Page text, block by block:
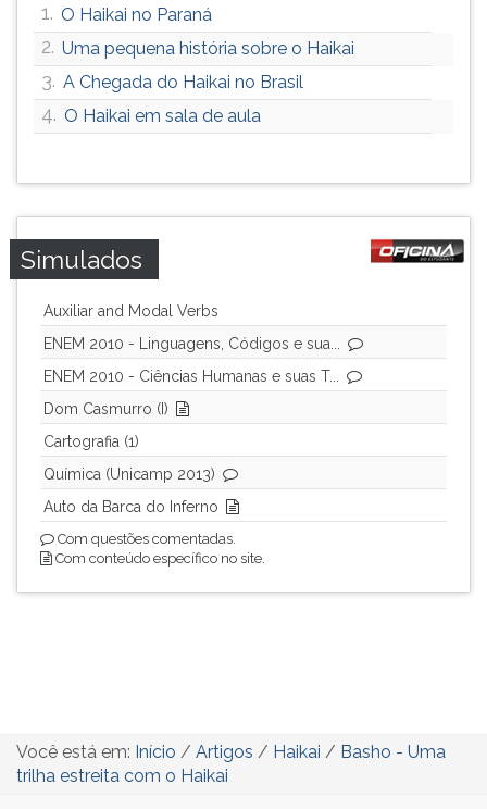
1. O Haikai no Paraná
2. Uma pequena história sobre o Haikai
3. A Chegada do Haikai no Brasil
4. O Haikai em sala de aula
Simulados
Auxiliar and Modal Verbs
ENEM 2010 - Linguagens, Códigos e sua...
ENEM 2010 - Ciências Humanas e suas T...
Dom Casmurro (I)
Cartografia (1)
Química (Unicamp 2013)
Auto da Barca do Inferno
Com questões comentadas.
Com conteúdo específico no site.
Você está em: Início / Artigos / Haikai / Basho - Uma
trilha estreita com o Haikai